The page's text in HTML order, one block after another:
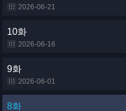
2026-06-21
10화
2026-06-16
9화
2026-06-01
8화